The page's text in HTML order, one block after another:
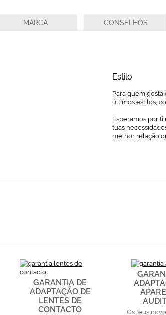
Estilo
Para quem
últimos estilos,
Esperamos por ti
tuas
melhor relação
MARCA CONSELHOS
GARANTIA DE
ADAPTAÇÃO DE
LENTES DE
CONTACTO
Os teus